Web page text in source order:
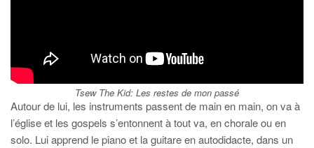
Tsew The Kid: Les restes de mon passé
Autour de lui, les instruments passent de main en main, on va à
l’église et les gospels s’entonnent à tout va, en chorale ou en
solo. Lui apprend le piano et la guitare en autodidacte, dans un